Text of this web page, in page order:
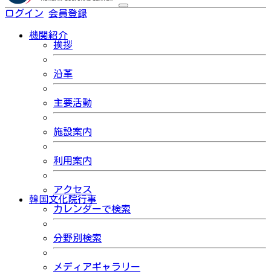
ログイン 会員登録
機関紹介
挨拶
沿革
主要活動
施設案内
利用案内
アクセス
韓国文化院行事
カレンダーで検索
分野別検索
メディアギャラリー